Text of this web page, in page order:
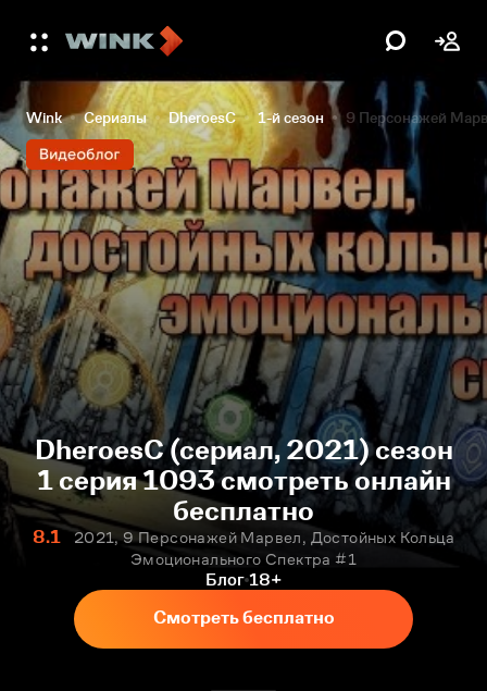
Wink Сериалы DheroesC 1-й сезон 9 Персонажей
DheroesC (сериал, 2021) сезон
1 серия 1093 смотреть онлайн
бесплатно
8.1
2021, 9 Персонажей Марвел, Достойных Кольца
Эмоционального Спектра #1
Блог 18+
Смотреть бесплатно